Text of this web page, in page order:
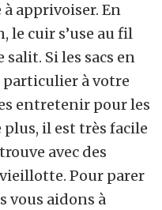
apprivoiser. En
le cuir s’use au fil
salit. Si les sacs en
à votre
entretenir pour les
il est très facile
avec des
Pour parer
vous aidons à